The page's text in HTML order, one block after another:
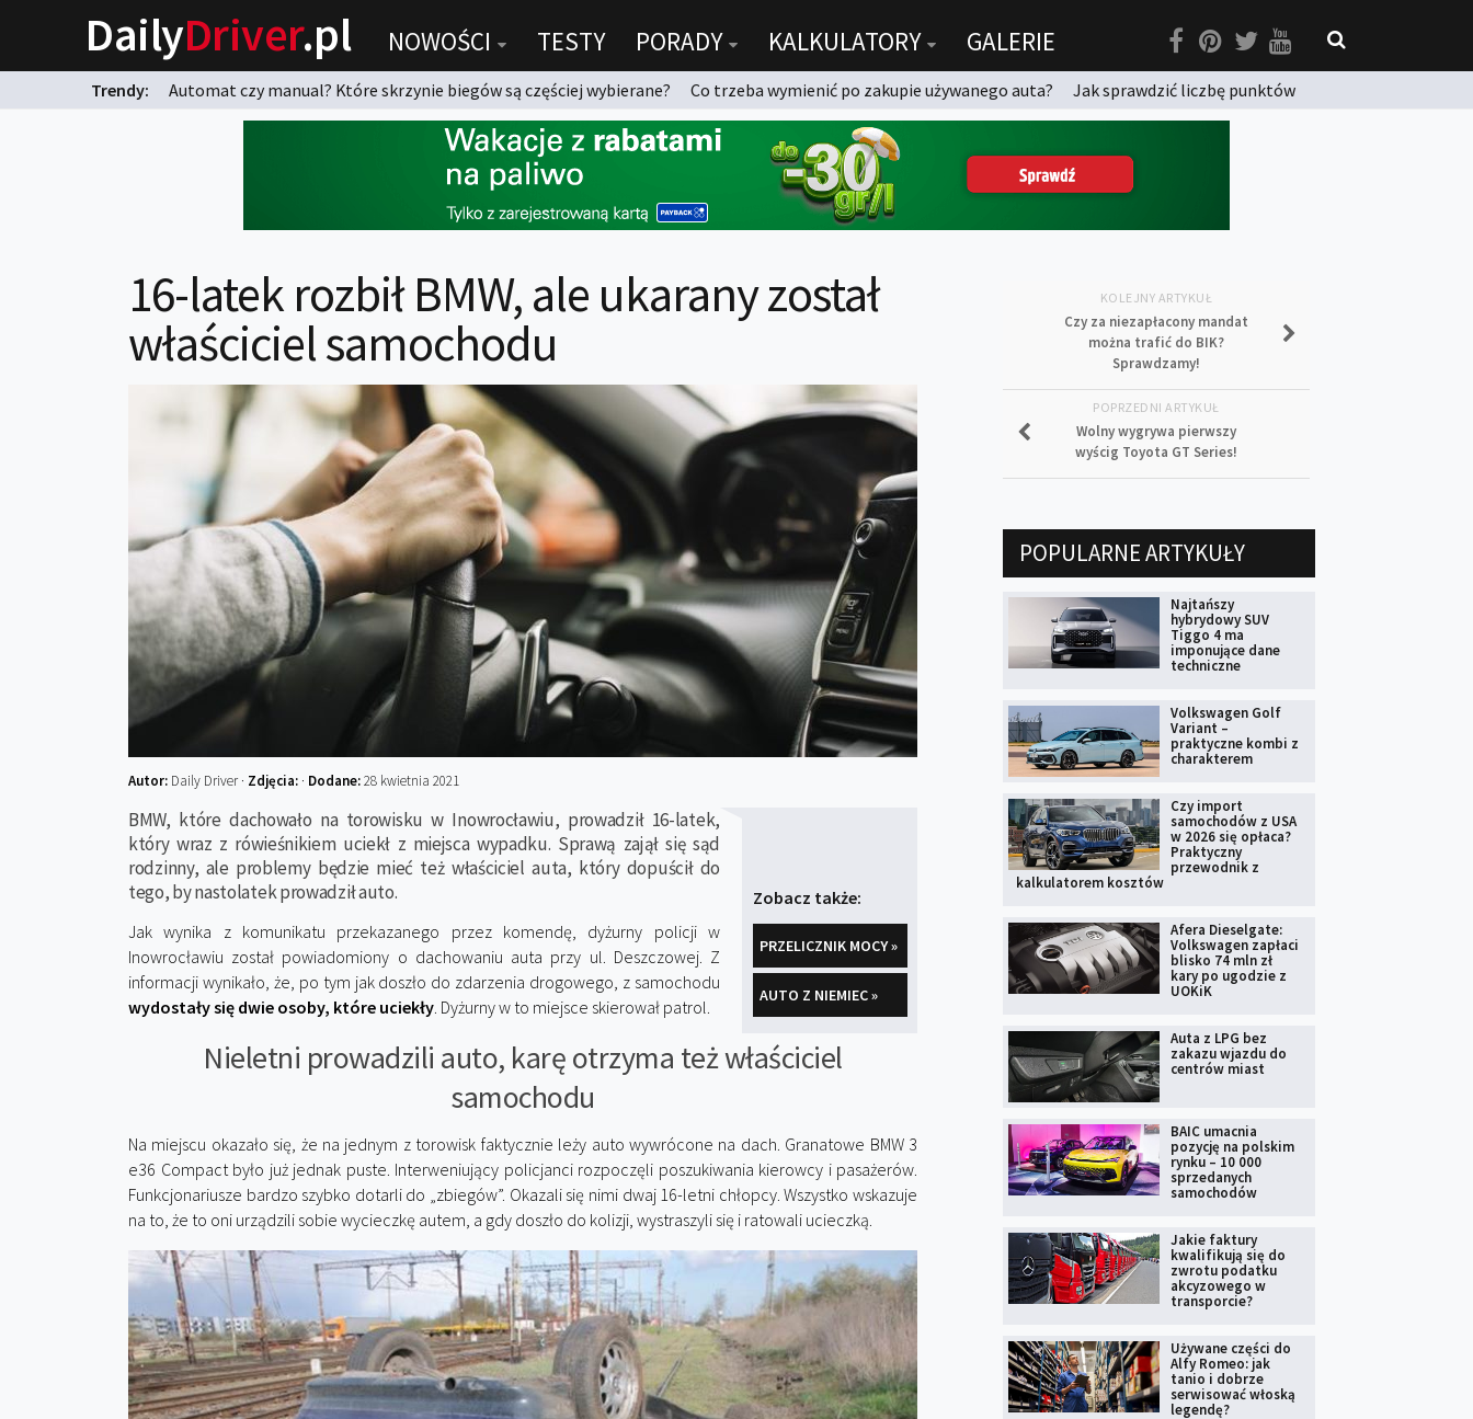
DailyDriver.pl NOWOŚCI TESTY PORADY KALKULATORY GALERIE
Trendy: Automat czy manual? Które skrzynie biegów są częściej wybierane? Co trzeba wymienić po zakupie używanego auta?
Jak sprawdzić liczbę punktów
16-latek rozbił BMW, ale ukarany został
właściciel samochodu
Autor: Daily Driver · Zdjęcia: · Dodane:28 kwietnia 2021
Zobacz także:
PRZELICZNIK MOCY »
AUTO Z NIEMIEC »
BMW, które dachowało na torowisku w Inowrocławiu, prowadził 16-latek,
który wraz z rówieśnikiem uciekł z miejsca wypadku. Sprawą zajął się sąd
rodzinny, ale problemy będzie mieć też właściciel auta, który dopuścił do
tego, by nastolatek prowadził auto.
Jak wynika z komunikatu przekazanego przez komendę, dyżurny policji w
Inowrocławiu został powiadomiony o dachowaniu auta przy ul. Deszczowej. Z
informacji wynikało, że, po tym jak doszło do zdarzenia drogowego, z samochodu
wydostały się dwie osoby, które uciekły. Dyżurny w to miejsce skierował patrol.
Nieletni prowadzili auto, karę otrzyma też właściciel
samochodu
Na miejscu okazało się, że na jednym z torowisk faktycznie leży auto wywrócone na dach. Granatowe BMW 3
e36 Compact było już jednak puste. Interweniujący policjanci rozpoczęli poszukiwania kierowcy i pasażerów.
Funkcjonariusze bardzo szybko dotarli do „zbiegów”. Okazali się nimi dwaj 16-letni chłopcy. Wszystko wskazuje
na to, że to oni urządzili sobie wycieczkę autem, a gdy doszło do kolizji, wystraszyli się i ratowali ucieczką.
KOLEJNY ARTYKUŁ
Czy za niezapłacony mandat
można trafić do BIK?
Sprawdzamy!
POPRZEDNI ARTYKUŁ
Wolny wygrywa pierwszy
wyścig Toyota GT Series!
POPULARNE ARTYKUŁY
Najtańszy
hybrydowy SUV
Tiggo 4 ma
imponujące dane
techniczne
Volkswagen Golf
Variant –
praktyczne kombi z
charakterem
Czy import
samochodów z USA
w 2026 się opłaca?
Praktyczny
przewodnik z
kalkulatorem kosztów
Afera Dieselgate:
Volkswagen zapłaci
blisko 74 mln zł
kary po ugodzie z
UOKiK
Auta z LPG bez
zakazu wjazdu do
centrów miast
BAIC umacnia
pozycję na polskim
rynku – 10 000
sprzedanych
samochodów
Jakie faktury
kwalifikują się do
zwrotu podatku
akcyzowego w
transporcie?
Używane części do
Alfy Romeo: jak
tanio i dobrze
serwisować włoską
legendę?